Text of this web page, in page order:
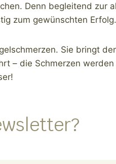
Denn begleitend zur
zum gewünschten Erfolg.
Sie bringt
– die Schmerzen